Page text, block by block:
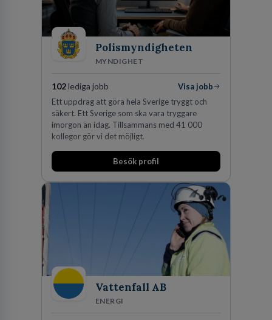
Polismyndigheten
MYNDIGHET
102lediga jobb
Visa jobb
Ett uppdrag att göra hela Sverige tryggt och
säkert. Ett Sverige som ska vara tryggare
imorgon än idag. Tillsammans med 41 000
kollegor gör vi det möjligt.
Besök profil
Vattenfall AB
ENERGI